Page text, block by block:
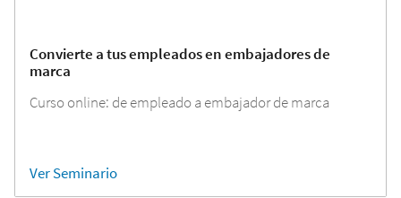
Convierte a tus empleados en embajadores de
marca
Curso online: de empleado a embajador de marca
Ver Seminario